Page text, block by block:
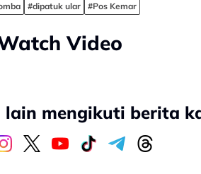
#dipatuk ular #Pos Kemar
Video
lain mengikuti berita